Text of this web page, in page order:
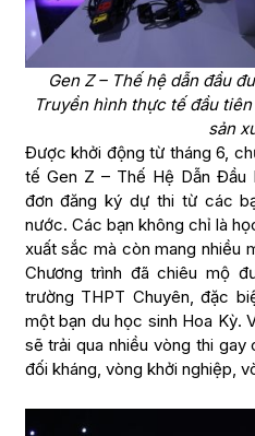
Gen Z – Thế hệ dẫn đầu
Truyền hình thực tế đầu
sản
Được khởi động từ tháng 6,
tế Gen Z – Thế Hệ Dẫn Đầu
đơn đăng ký dự thi từ các
nước. Các bạn không chỉ là
xuất sắc mà còn mang nhiều
Chương trình đã chiêu mộ
trường THPT Chuyên, đặc
một bạn du học sinh Hoa Kỳ.
sẽ trải qua nhiều vòng thi
đối kháng, vòng khởi nghiệp,